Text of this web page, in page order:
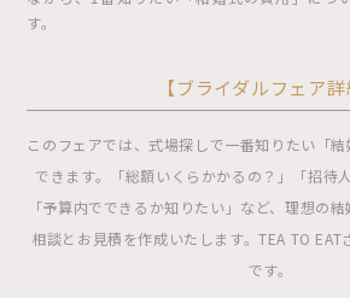
す。
【ブライダルフェア詳
このフェアでは、式場探しで一番知りたい「
できます。「総額いくらかかるの？」「招待
「予算内でできるか知りたい」など、理想の
相談とお見積を作成いたします。TEA TO EAT
です。